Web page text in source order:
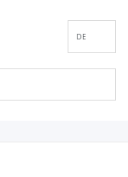
DE